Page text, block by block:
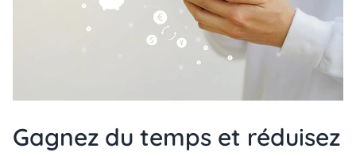
Gagnez du temps et réduisez